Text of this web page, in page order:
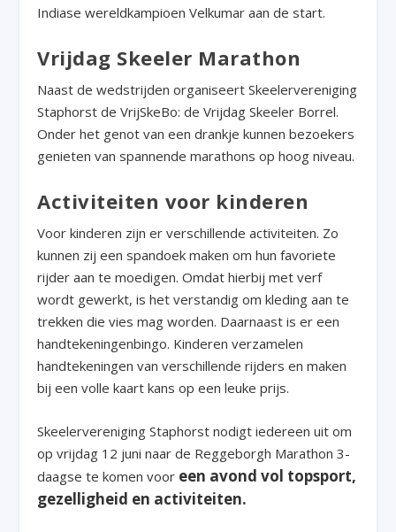
Indiase wereldkampioen Velkumar aan de start.
Vrijdag Skeeler Marathon
Naast de wedstrijden organiseert Skeelervereniging
Staphorst de VrijSkeBo: de Vrijdag Skeeler Borrel.
Onder het genot van een drankje kunnen bezoekers
genieten van spannende marathons op hoog niveau.
Activiteiten voor kinderen
Voor kinderen zijn er verschillende activiteiten. Zo
kunnen zij een spandoek maken om hun favoriete
rijder aan te moedigen. Omdat hierbij met verf
wordt gewerkt, is het verstandig om kleding aan te
trekken die vies mag worden. Daarnaast is er een
handtekeningenbingo. Kinderen verzamelen
handtekeningen van verschillende rijders en maken
bij een volle kaart kans op een leuke prijs.
Skeelervereniging Staphorst nodigt iedereen uit om
op vrijdag 12 juni naar de Reggeborgh Marathon 3-
daagse te komen voor een avond vol topsport,
gezelligheid en activiteiten.